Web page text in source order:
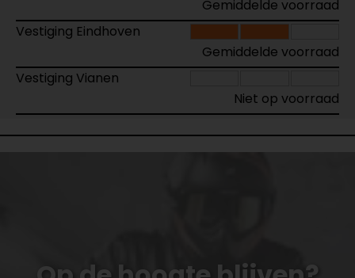
Gemiddelde voorraad
Vestiging Eindhoven
Gemiddelde voorraad
Vestiging Vianen
Niet op voorraad